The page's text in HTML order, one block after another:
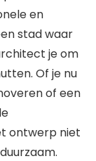
en
stad waar
je om
Of je nu
of een
ontwerp niet